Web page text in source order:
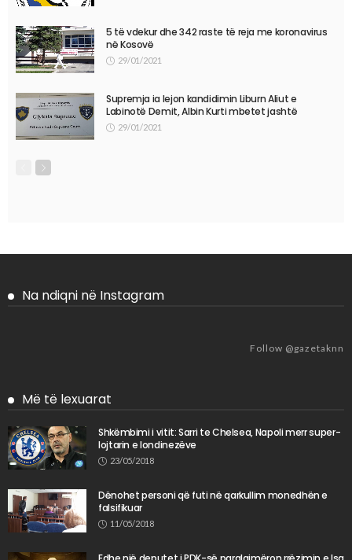
5 të vdekur dhe 342 raste të reja me koronavirus
në Kosovë
29/01/2021
Supremja ia lejon kandidimin Liburn Aliut e
Labinotë Demit, Albin Kurti mbetet jashtë
29/01/2021
Na ndiqni në Instagram
Follow @gazetaknn
Më të lexuarat
Shkëmbimi i vitit: Sarri te Chelsea, Napoli merr super-
lojtarin e londinezëve
23/05/2018
Dënohet personi që futi në qarkullim monedhën e
falsifikuar
11/05/2018